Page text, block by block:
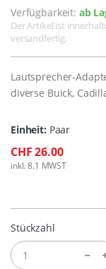
Verfügbarkeit: ab
Der Artikel ist
versandfertig.
Lautsprecher-
diverse Buick,
Einheit: Paar
CHF 26.00
inkl. 8.1 MWST
Stückzahl